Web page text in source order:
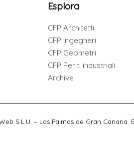
Esplora
CFP Architetti
CFP Ingegneri
CFP Geometri
CFP Periti industriali
Archive
S.L.U. – Las Palmas de Gran Canaria.